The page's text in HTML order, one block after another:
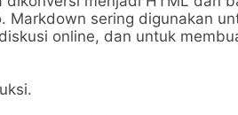
. Markdown sering digunakan
online, dan untuk